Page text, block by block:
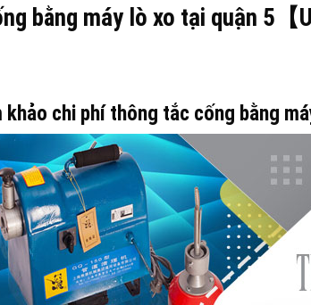
bằng máy lò xo tại quận 5【
khảo chi phí thông tắc cống bằng